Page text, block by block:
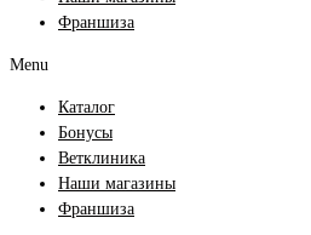
Франшиза
Menu
Каталог
Бонусы
Ветклиника
Наши магазины
Франшиза